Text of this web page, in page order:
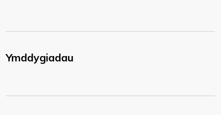
Ymddygiadau